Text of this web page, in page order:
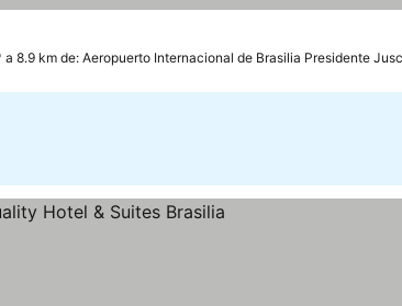
a 8.9 km de: Aeropuerto Internacional de Brasilia Presidente